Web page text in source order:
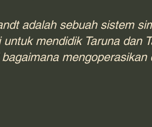
adalah sebuah sistem
mendidik Taruna dan
mengoperasikan